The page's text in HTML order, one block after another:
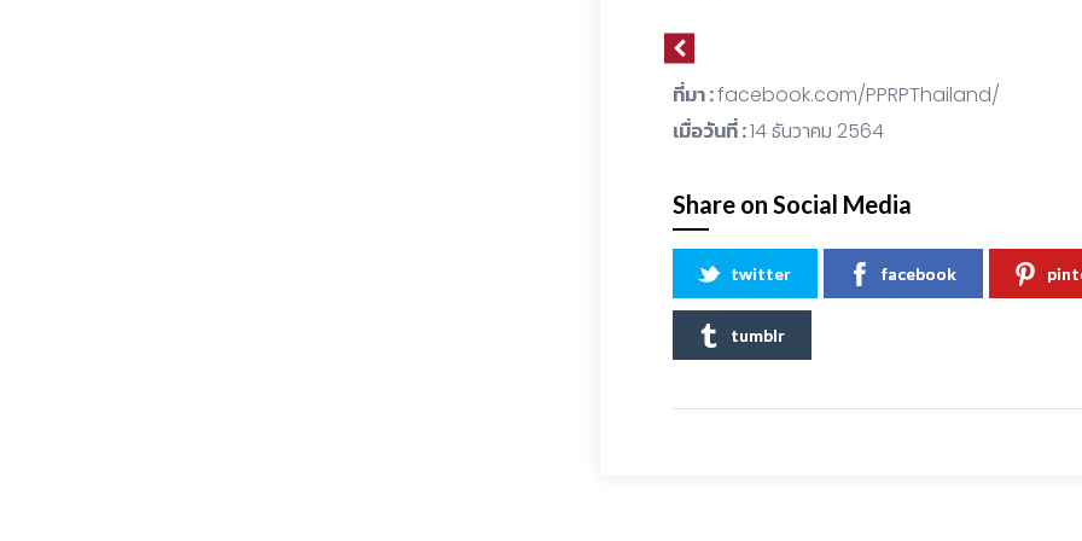
ที่มา :facebook.com/PPRPThailand/
เมื่อวันที่ :14 ธันวาคม 2564
Share on Social Media
twitter facebook
tumblr